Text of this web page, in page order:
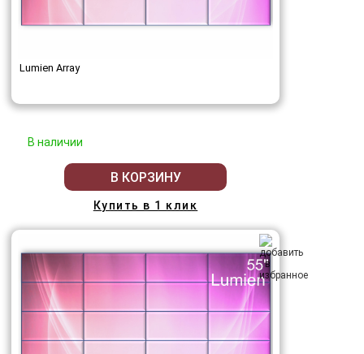
Lumien Array
В наличии
В КОРЗИНУ
Купить в 1 клик